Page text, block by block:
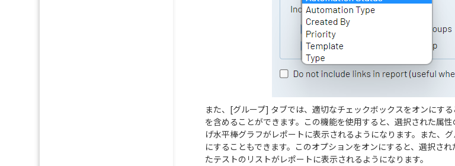
また、[グループ] タブでは、適切なチェックボックスをオンにす
を含めることができます。この機能を使用すると、選択された属
げ水平棒グラフがレポートに表示されるようになります。また、
にすることもできます。このオプションをオンにすると、選択さ
たテストのリストがレポートに表示されるようになります。